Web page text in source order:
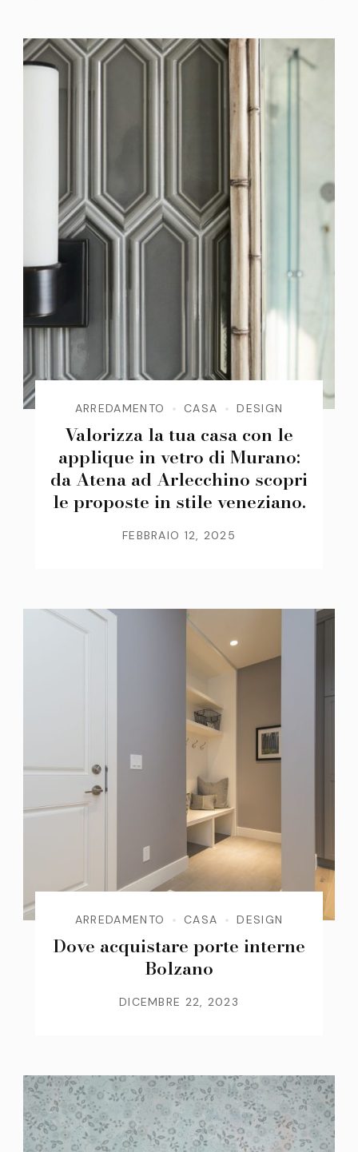
ARREDAMENTO CASA DESIGN
Valorizza la tua casa con le
applique in vetro di Murano:
da Atena ad Arlecchino scopri
le proposte in stile veneziano.
FEBBRAIO 12, 2025
ARREDAMENTO CASA DESIGN
Dove acquistare porte interne
Bolzano
DICEMBRE 22, 2023